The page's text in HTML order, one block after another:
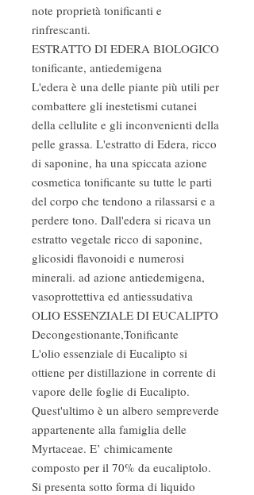
note proprietà tonificanti e
rinfrescanti.
ESTRATTO DI EDERA BIOLOGICO
tonificante, antiedemigena
L'edera è una delle piante più utili per
combattere gli inestetismi cutanei
della cellulite e gli inconvenienti della
pelle grassa. L'estratto di Edera, ricco
di saponine, ha una spiccata azione
cosmetica tonificante su tutte le parti
del corpo che tendono a rilassarsi e a
perdere tono. Dall'edera si ricava un
estratto vegetale ricco di saponine,
glicosidi flavonoidi e numerosi
minerali. ad azione antiedemigena,
vasoprottettiva ed antiessudativa
OLIO ESSENZIALE DI EUCALIPTO
Decongestionante,Tonificante
L'olio essenziale di Eucalipto si
ottiene per distillazione in corrente di
vapore delle foglie di Eucalipto.
Quest'ultimo è un albero sempreverde
appartenente alla famiglia delle
Myrtaceae. E’ chimicamente
composto per il 70% da eucaliptolo.
Si presenta sotto forma di liquido